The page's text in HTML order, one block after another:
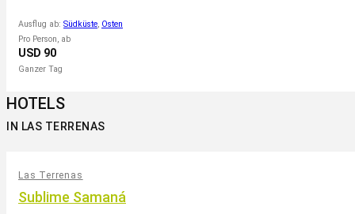
Ausflug ab: Südküste, Osten
Pro Person, ab
USD 90
Ganzer Tag
HOTELS
IN LAS TERRENAS
Las Terrenas
Sublime Samaná